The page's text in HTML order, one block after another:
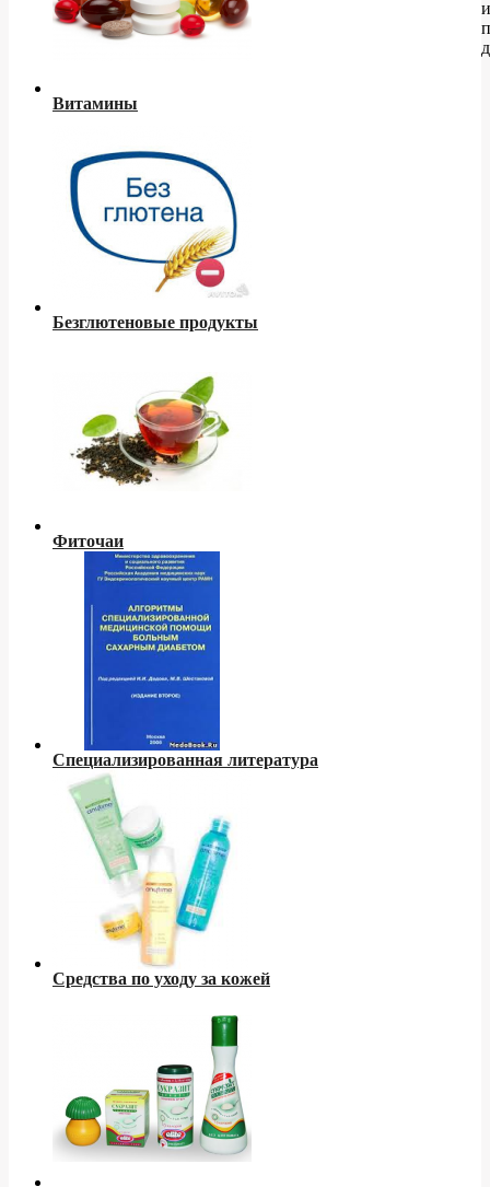
Витамины
Безглютеновые продукты
Фиточаи
Специализированная литература
Средства по уходу за кожей